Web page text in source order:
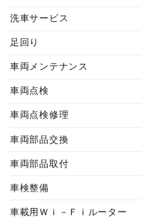
洗車サービス
足回り
車両メンテナンス
車両点検
車両点検修理
車両部品交換
車両部品取付
車検整備
車載用Ｗｉ－Ｆｉルーター